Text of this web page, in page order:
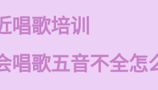
唱歌培训
唱歌五音不全怎